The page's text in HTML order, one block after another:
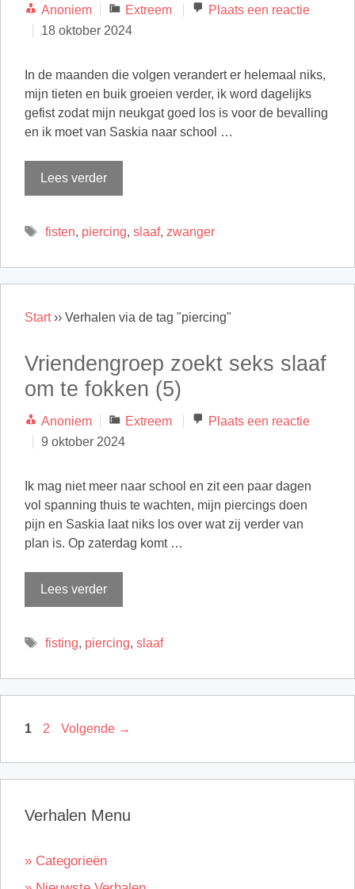
Anoniem Categorieën
Extreem
Plaats een reactie
18 oktober 2024
In de maanden die volgen verandert er helemaal niks,
mijn tieten en buik groeien verder, ik word dagelijks
gefist zodat mijn neukgat goed los is voor de bevalling
en ik moet van Saskia naar school …
Lees verder
Tags
fisten, piercing, slaaf, zwanger
Start›› Verhalen via de tag "piercing"
Vriendengroep zoekt seks slaaf
om te fokken (5)
Anoniem Categorieën
Extreem
Plaats een reactie
9 oktober 2024
Ik mag niet meer naar school en zit een paar dagen
vol spanning thuis te wachten, mijn piercings doen
pijn en Saskia laat niks los over wat zij verder van
plan is. Op zaterdag komt …
Lees verder
Tags
fisting, piercing, slaaf
Pagina
1 Pagina
2 Volgende →
Verhalen Menu
» Categorieën